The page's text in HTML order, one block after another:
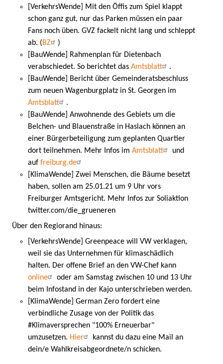
[VerkehrsWende] Mit den Öffis zum Spiel klappt
schon ganz gut, nur das Parken müssen ein paar
Fans noch üben. GVZ fackelt nicht lang und schleppt
ab. (BZ
)
[BauWende] Rahmenplan für Dietenbach
verabschiedet. So berichtet das Amtsblatt
.
[BauWende] Bericht über Gemeinderatsbeschluss
zum neuen Wagenburgplatz in St. Georgen im
Amtsblatt
.
[BauWende] Anwohnende des Gebiets um die
Belchen- und Blauenstraße in Haslach können an
einer Bürgerbeteiligung zum geplanten Quartier
dort teilnehmen. Mehr Infos im Amtsblatt
und
auf freiburg.de
[KlimaWende] Zwei Menschen, die Bäume besetzt
haben, sollen am 25.01.21 um 9 Uhr vors
Freiburger Amtsgericht. Mehr Infos zur Soliaktion
twitter.com/die_grueneren
Über den Regiorand hinaus:
[VerkehrsWende] Greenpeace will VW verklagen,
weil sie das Unternehmen für klimaschädlich
halten. Der offene Brief an den VW-Chef kann
online
oder am Samstag zwischen 10 und 13 Uhr
beim Infostand in der Kajo unterschrieben werden.
[KlimaWende] German Zero fordert eine
verbindliche Zusage von der Politik das
#Klimaversprechen "100% Erneuerbar"
umzusetzen. Hier
kannst du dazu eine Mail an
dein/e Wahlkreisabgeordnete/n schicken.